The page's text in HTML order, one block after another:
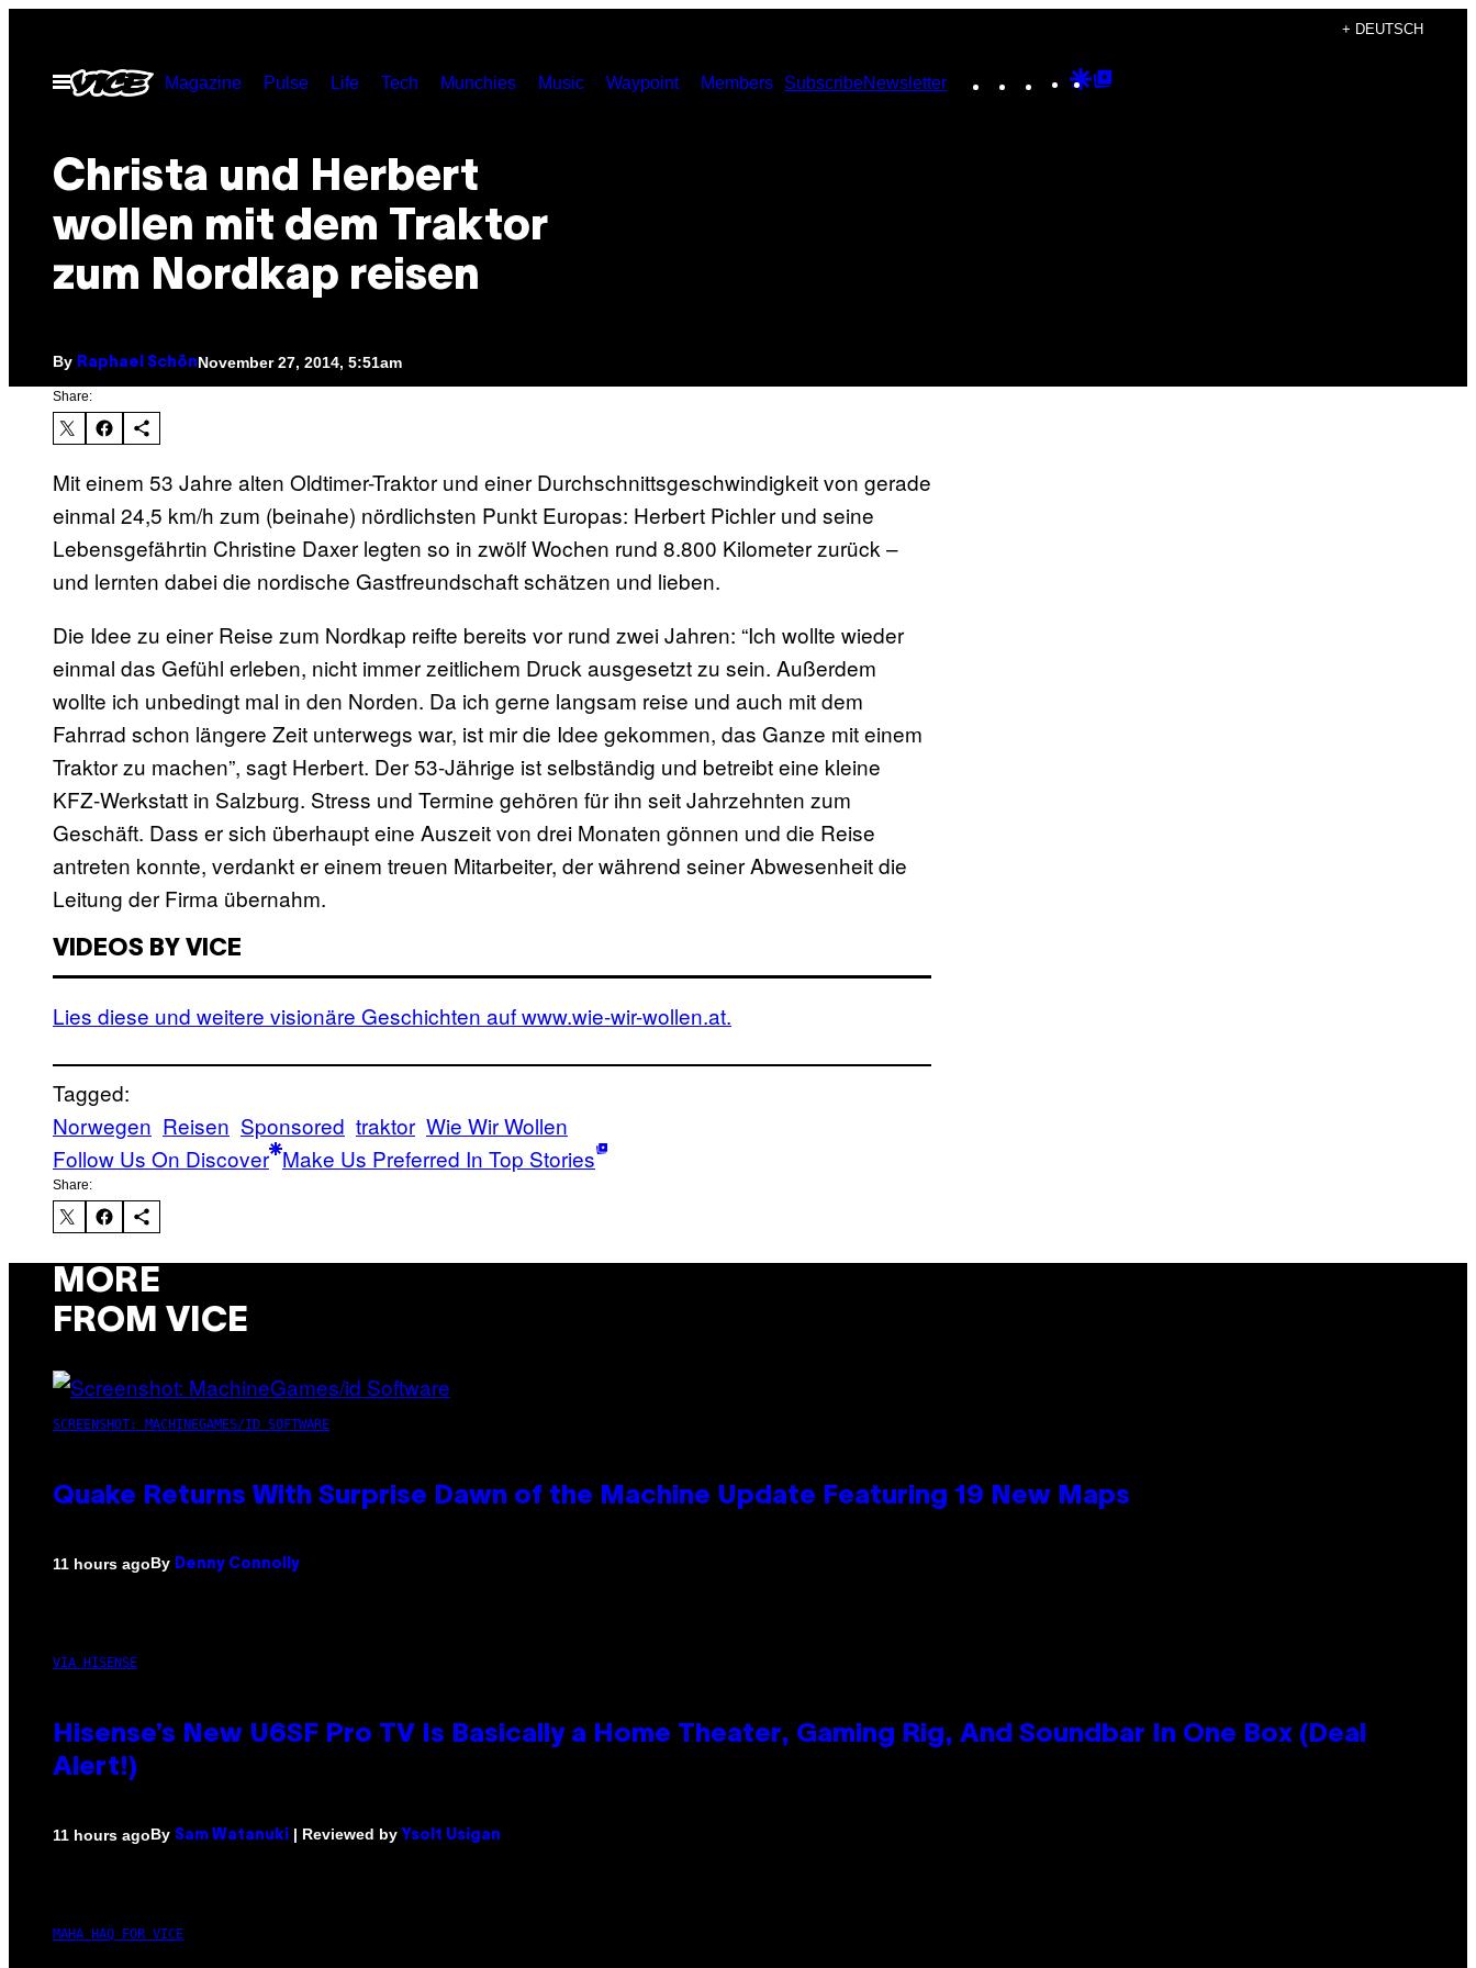
content
+ DEUTSCH
Open
Menu
Magazine Pulse Life Tech Munchies Music Waypoint Members SubscribeNewsletter Instagram
TikTokYouTube
Google
Christa und Herbert
wollen mit dem Traktor
zum Nordkap reisen
By Raphael SchönNovember 27, 2014, 5:51am
Share:
​Mit einem 53 Jahre alten Oldtimer-Traktor und einer Durchschnittsgeschwindigkeit von gerade
einmal 24,5 km/h zum (beinahe) nördlichsten Punkt Europas: Herbert Pichler und seine
Lebensgefährtin Christine Daxer legten so in zwölf Wochen rund 8.800 Kilometer zurück –
und lernten dabei die nordische Gastfreundschaft schätzen und lieben.
Die Idee zu einer Reise zum Nordkap reifte bereits vor rund zwei Jahren: “Ich wollte wieder
einmal das Gefühl erleben, nicht immer zeitlichem Druck ausgesetzt zu sein. Außerdem
wollte ich unbedingt mal in den Norden. Da ich gerne langsam reise und auch mit dem
Fahrrad schon längere Zeit unterwegs war, ist mir die Idee gekommen, das Ganze mit einem
Traktor zu machen”, sagt Herbert. Der 53-Jährige ist selbständig und betreibt eine kleine
KFZ-Werkstatt in Salzburg. Stress und Termine gehören für ihn seit Jahrzehnten zum
Geschäft. Dass er sich überhaupt eine Auszeit von drei Monaten gönnen und die Reise
antreten konnte, verdankt er einem treuen Mitarbeiter, der während seiner Abwesenheit die
Leitung der Firma übernahm.
VIDEOS BY VICE
​Lies diese und weitere visionäre Geschichten auf www.wie-wir-wollen.at.
Tagged:
Norwegen Reisen Sponsored traktor Wie Wir Wollen
Follow Us On Discover Make Us Preferred In Top Stories
Share:
MORE
FROM VICE
SCREENSHOT: MACHINEGAMES/ID SOFTWARE
Quake Returns With Surprise Dawn of the Machine Update Featuring 19 New Maps
11 hours agoBy Denny Connolly
VIA HISENSE
Hisense’s New U6SF Pro TV Is Basically a Home Theater, Gaming Rig, And Soundbar In One Box (Deal
Alert!)
11 hours agoBy Sam Watanuki | Reviewed by Ysolt Usigan
MAHA HAQ FOR VICE